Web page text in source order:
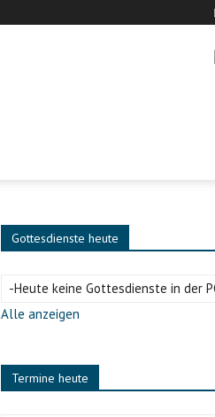
Gottesdienste heute
-Heute keine Gottesdienste in der
Alle anzeigen
Termine heute